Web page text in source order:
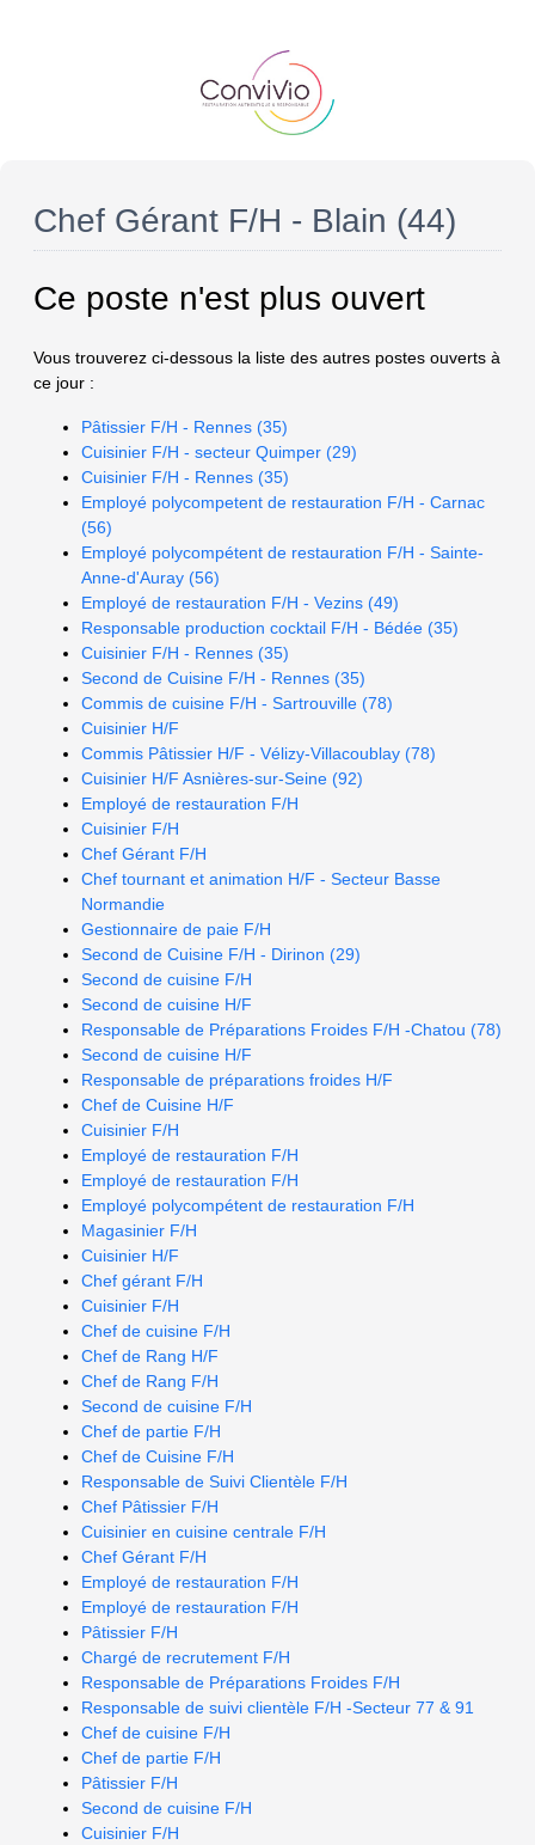
Chef Gérant F/H - Blain (44)
Ce poste n'est plus ouvert
Vous trouverez ci-dessous la liste des autres postes ouverts à
ce jour :
Pâtissier F/H - Rennes (35)
Cuisinier F/H - secteur Quimper (29)
Cuisinier F/H - Rennes (35)
Employé polycompetent de restauration F/H - Carnac
(56)
Employé polycompétent de restauration F/H - Sainte-
Anne-d'Auray (56)
Employé de restauration F/H - Vezins (49)
Responsable production cocktail F/H - Bédée (35)
Cuisinier F/H - Rennes (35)
Second de Cuisine F/H - Rennes (35)
Commis de cuisine F/H - Sartrouville (78)
Cuisinier H/F
Commis Pâtissier H/F - Vélizy-Villacoublay (78)
Cuisinier H/F Asnières-sur-Seine (92)
Employé de restauration F/H
Cuisinier F/H
Chef Gérant F/H
Chef tournant et animation H/F - Secteur Basse
Normandie
Gestionnaire de paie F/H
Second de Cuisine F/H - Dirinon (29)
Second de cuisine F/H
Second de cuisine H/F
Responsable de Préparations Froides F/H -Chatou (78)
Second de cuisine H/F
Responsable de préparations froides H/F
Chef de Cuisine H/F
Cuisinier F/H
Employé de restauration F/H
Employé de restauration F/H
Employé polycompétent de restauration F/H
Magasinier F/H
Cuisinier H/F
Chef gérant F/H
Cuisinier F/H
Chef de cuisine F/H
Chef de Rang H/F
Chef de Rang F/H
Second de cuisine F/H
Chef de partie F/H
Chef de Cuisine F/H
Responsable de Suivi Clientèle F/H
Chef Pâtissier F/H
Cuisinier en cuisine centrale F/H
Chef Gérant F/H
Employé de restauration F/H
Employé de restauration F/H
Pâtissier F/H
Chargé de recrutement F/H
Responsable de Préparations Froides F/H
Responsable de suivi clientèle F/H -Secteur 77 & 91
Chef de cuisine F/H
Chef de partie F/H
Pâtissier F/H
Second de cuisine F/H
Cuisinier F/H